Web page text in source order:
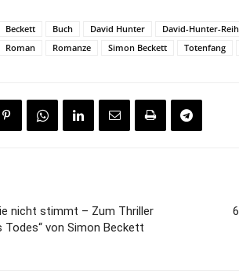
Beckett Buch David Hunter David-Hunter-
Roman Romanze Simon Beckett Totenfang
nicht stimmt – Zum Thriller
Todes“ von Simon Beckett